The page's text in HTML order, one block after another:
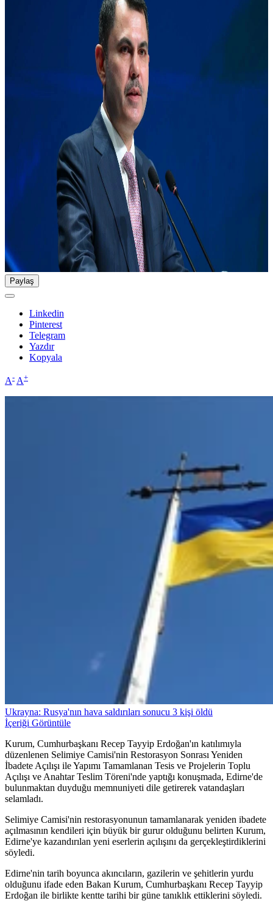
Paylaş
Linkedin
Pinterest
Telegram
Yazdır
Kopyala
A- A+
Ukrayna: Rusya'nın hava saldırıları sonucu 3 kişi öldü
İçeriği Görüntüle
Kurum, Cumhurbaşkanı Recep Tayyip Erdoğan'ın katılımıyla
düzenlenen Selimiye Camisi'nin Restorasyon Sonrası Yeniden
İbadete Açılışı ile Yapımı Tamamlanan Tesis ve Projelerin Toplu
Açılışı ve Anahtar Teslim Töreni'nde yaptığı konuşmada, Edirne'de
bulunmaktan duyduğu memnuniyeti dile getirerek vatandaşları
selamladı.
Selimiye Camisi'nin restorasyonunun tamamlanarak yeniden ibadete
açılmasının kendileri için büyük bir gurur olduğunu belirten Kurum,
Edirne'ye kazandırılan yeni eserlerin açılışını da gerçekleştirdiklerini
söyledi.
Edirne'nin tarih boyunca akıncıların, gazilerin ve şehitlerin yurdu
olduğunu ifade eden Bakan Kurum, Cumhurbaşkanı Recep Tayyip
Erdoğan ile birlikte kentte tarihi bir güne tanıklık ettiklerini söyledi.